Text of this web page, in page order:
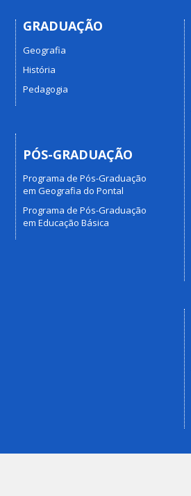
GRADUAÇÃO
Geografia
História
Pedagogia
PÓS-GRADUAÇÃO
Programa de Pós-Graduação
em Geografia do Pontal
Programa de Pós-Graduação
em Educação Básica